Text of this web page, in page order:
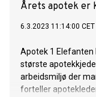
Årets apotek er
6.3.2023 11:14:00 CET
Apotek 1 Elefanten
største
arbeidsmiljø der
forteller